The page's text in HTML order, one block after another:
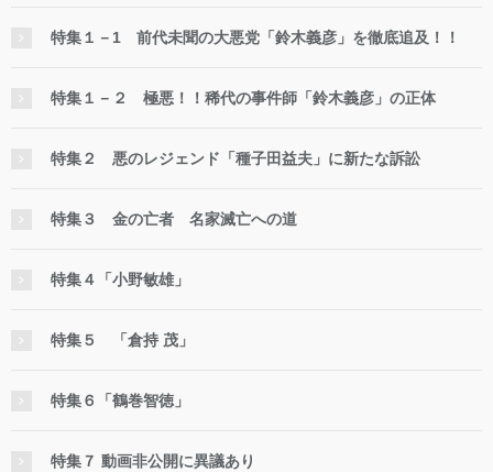
特集１－1 前代未聞の大悪党「鈴木義彦」を徹底追及！！
特集１－２ 極悪！！稀代の事件師「鈴木義彦」の正体
特集２ 悪のレジェンド「種子田益夫」に新たな訴訟
特集３ 金の亡者 名家滅亡への道
特集４「小野敏雄」
特集５ 「倉持 茂」
特集６「鶴巻智徳」
特集７ 動画非公開に異議あり